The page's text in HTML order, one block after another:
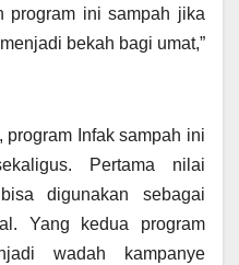
program ini sampah jika
bekah bagi umat,”
program Infak sampah ini
Pertama nilai
digunakan sebagai
Yang kedua program
wadah kampanye